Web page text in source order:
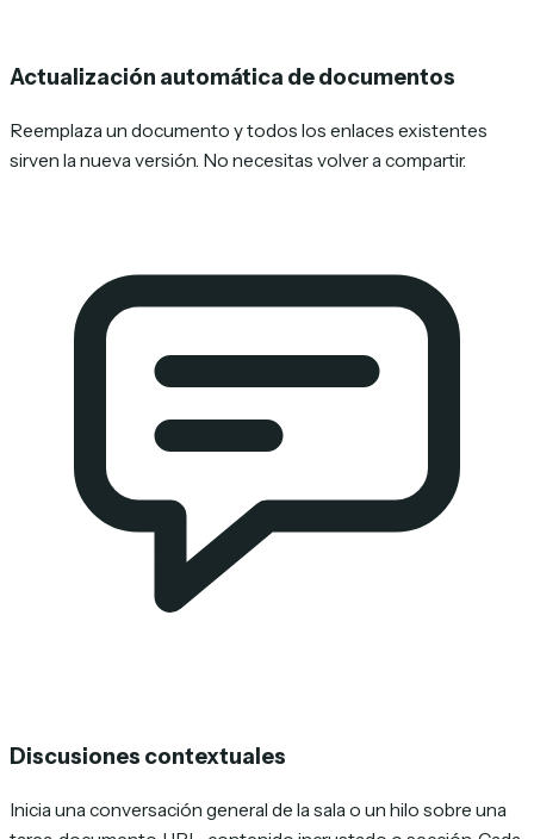
Actualización automática de documentos
Reemplaza un documento y todos los enlaces existentes
sirven la nueva versión. No necesitas volver a compartir.
Discusiones contextuales
Inicia una conversación general de la sala o un hilo sobre una